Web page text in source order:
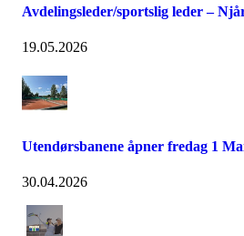
Avdelingsleder/sportslig leder –
19.05.2026
Utendørsbanene åpner fredag 1
30.04.2026